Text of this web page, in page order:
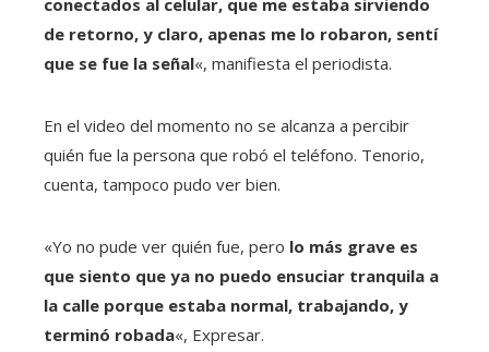
conectados al celular, que me estaba sirviendo
de retorno, y claro, apenas me lo robaron, sentí
que se fue la señal«, manifiesta el periodista.
En el video del momento no se alcanza a percibir
quién fue la persona que robó el teléfono. Tenorio,
cuenta, tampoco pudo ver bien.
«Yo no pude ver quién fue, pero lo más grave es
que siento que ya no puedo ensuciar tranquila a
la calle porque estaba normal, trabajando, y
terminó robada«, Expresar.